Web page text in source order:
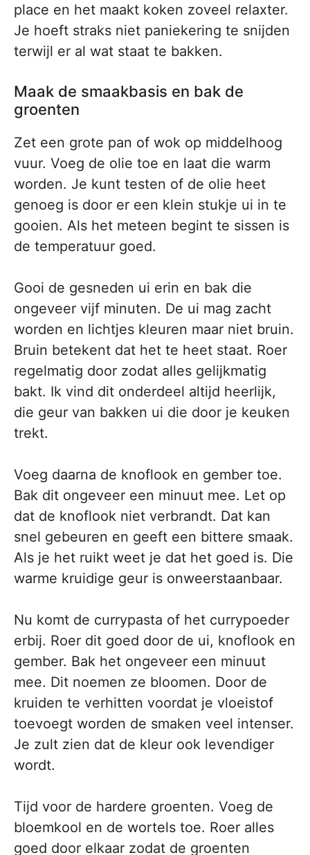
place en het maakt koken zoveel relaxter.
Je hoeft straks niet paniekering te snijden
terwijl er al wat staat te bakken.
Maak de smaakbasis en bak de
groenten
Zet een grote pan of wok op middelhoog
vuur. Voeg de olie toe en laat die warm
worden. Je kunt testen of de olie heet
genoeg is door er een klein stukje ui in te
gooien. Als het meteen begint te sissen is
de temperatuur goed.
Gooi de gesneden ui erin en bak die
ongeveer vijf minuten. De ui mag zacht
worden en lichtjes kleuren maar niet bruin.
Bruin betekent dat het te heet staat. Roer
regelmatig door zodat alles gelijkmatig
bakt. Ik vind dit onderdeel altijd heerlijk,
die geur van bakken ui die door je keuken
trekt.
Voeg daarna de knoflook en gember toe.
Bak dit ongeveer een minuut mee. Let op
dat de knoflook niet verbrandt. Dat kan
snel gebeuren en geeft een bittere smaak.
Als je het ruikt weet je dat het goed is. Die
warme kruidige geur is onweerstaanbaar.
Nu komt de currypasta of het currypoeder
erbij. Roer dit goed door de ui, knoflook en
gember. Bak het ongeveer een minuut
mee. Dit noemen ze bloomen. Door de
kruiden te verhitten voordat je vloeistof
toevoegt worden de smaken veel intenser.
Je zult zien dat de kleur ook levendiger
wordt.
Tijd voor de hardere groenten. Voeg de
bloemkool en de wortels toe. Roer alles
goed door elkaar zodat de groenten